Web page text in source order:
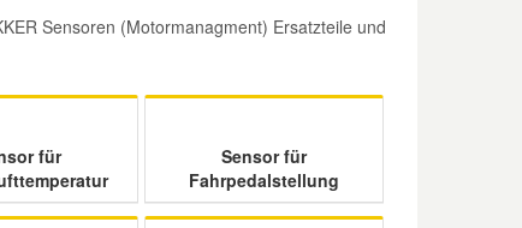
Sensoren (Motormanagment) Ersatzteile und
für
Sensor für
Fahrpedalstellung